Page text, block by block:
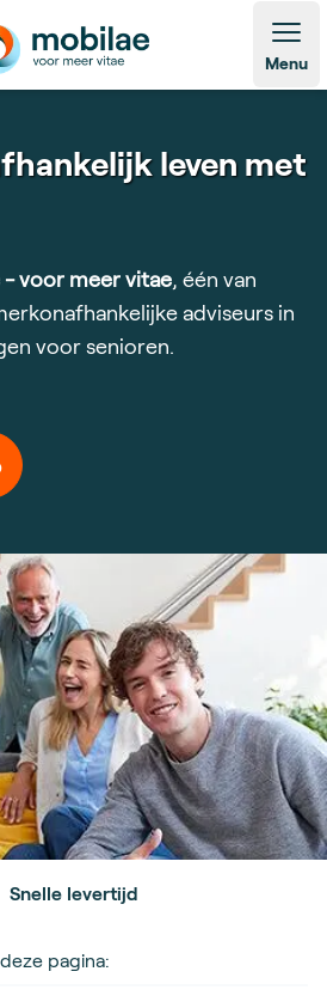
Menu
leven met
- voor meer vitae, één van
adviseurs in
voor senioren.
Snelle levertijd
pagina: